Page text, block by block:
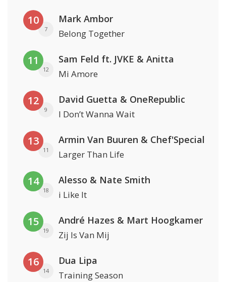
10
7
Mark Ambor
Belong Together
11
12
Sam Feld ft. JVKE & Anitta
Mi Amore
12
9
David Guetta & OneRepublic
I Don’t Wanna Wait
13
11
Armin Van Buuren & Chef'Special
Larger Than Life
14
18
Alesso & Nate Smith
i Like It
15
19
André Hazes & Mart Hoogkamer
Zij Is Van Mij
16
14
Dua Lipa
Training Season